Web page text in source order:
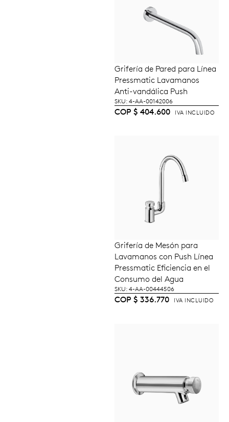
AÑADIR AL
CARRITO
Grifería de Pared para Línea
Pressmatic Lavamanos
Anti-vandálica Push
SKU: 4-AA-00142006
COP $ 404.600 IVA INCLUIDO
AÑADIR AL
CARRITO
Grifería de Mesón para
Lavamanos con Push Línea
Pressmatic Eficiencia en el
Consumo del Agua
SKU: 4-AA-00444506
COP $ 336.770 IVA INCLUIDO